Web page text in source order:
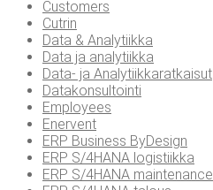
Customers
Cutrin
Data & Analytiikka
Data ja analytiikka
Data- ja Analytiikkaratkaisut
Datakonsultointi
Employees
Enervent
ERP Business ByDesign
ERP S/4HANA logistiikka
ERP S/4HANA maintenance